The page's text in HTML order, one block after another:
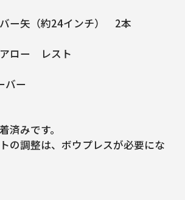
バー矢（約24インチ） 2本
ロー レスト
バー
済みです。
の調整は、ボウプレスが必要にな